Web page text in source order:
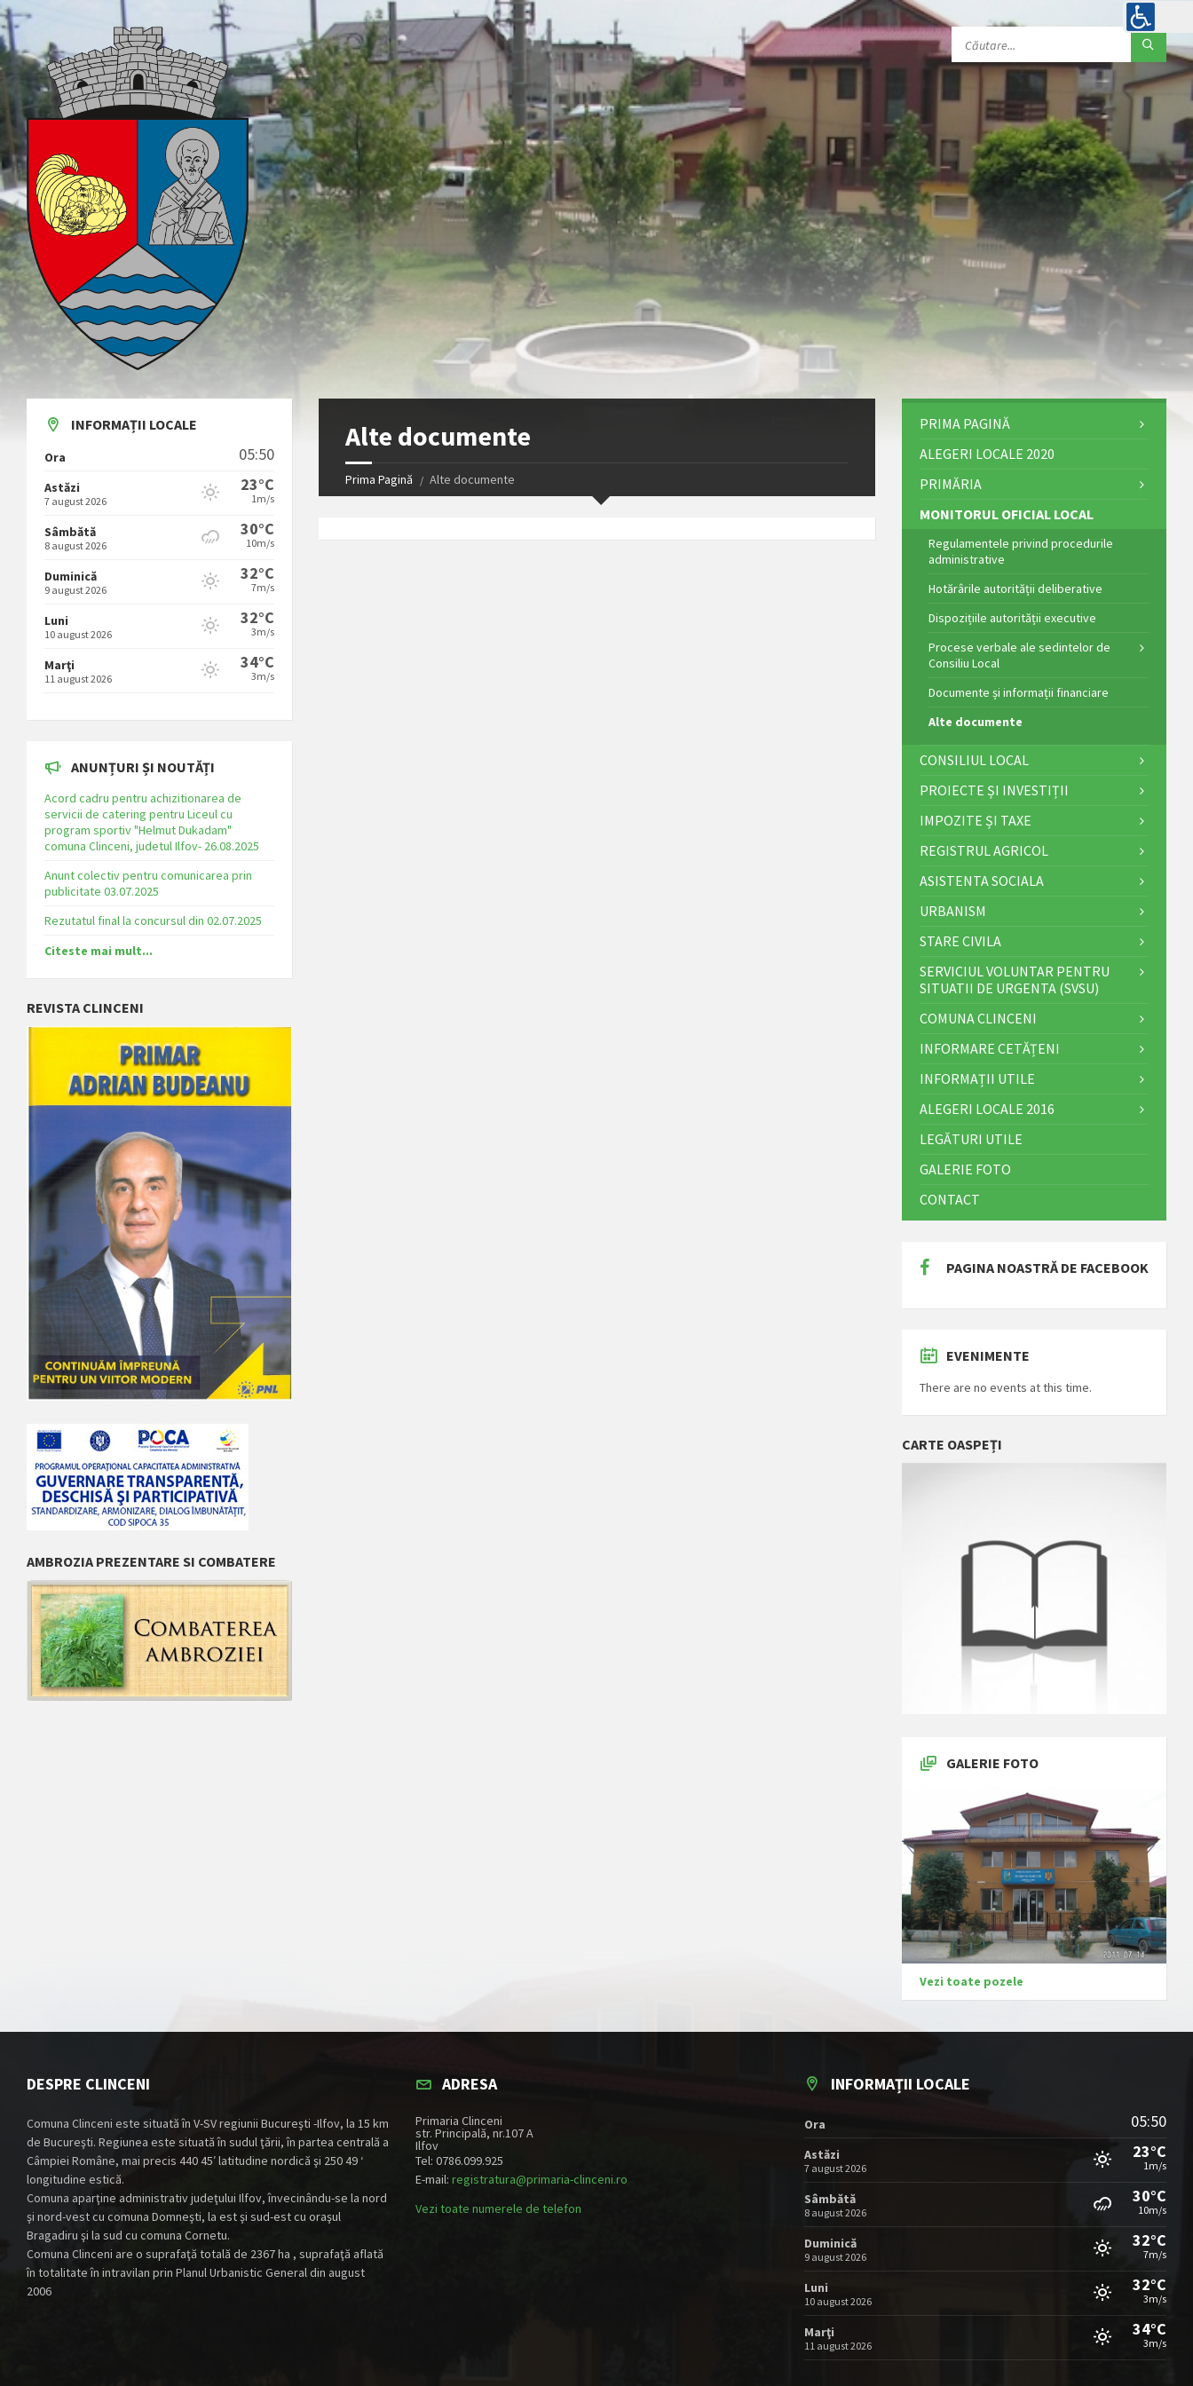
Alte documente
Prima Pagină Alte documente
INFORMAȚII LOCALE
Ora 05:50
Astăzi
7 august 2026
23°C
1m/s
Sâmbătă
8 august 2026
30°C
10m/s
Duminică
9 august 2026
32°C
7m/s
Luni
10 august 2026
32°C
3m/s
Marţi
11 august 2026
34°C
3m/s
ANUNȚURI ȘI NOUTĂȚI
Acord cadru pentru achizitionarea de
servicii de catering pentru Liceul cu
program sportiv "Helmut Dukadam"
comuna Clinceni, judetul Ilfov- 26.08.2025
Anunt colectiv pentru comunicarea prin
publicitate 03.07.2025
Rezutatul final la concursul din 02.07.2025
Citeste mai mult...
REVISTA CLINCENI
AMBROZIA PREZENTARE SI COMBATERE
PRIMA PAGINĂ
ALEGERI LOCALE 2020
PRIMĂRIA
MONITORUL OFICIAL LOCAL
Regulamentele privind procedurile
administrative
Hotărârile autorității deliberative
Dispozițiile autorității executive
Procese verbale ale sedintelor de
Consiliu Local
Documente și informații financiare
Alte documente
CONSILIUL LOCAL
PROIECTE ȘI INVESTIȚII
IMPOZITE ȘI TAXE
REGISTRUL AGRICOL
ASISTENTA SOCIALA
URBANISM
STARE CIVILA
SERVICIUL VOLUNTAR PENTRU
SITUATII DE URGENTA (SVSU)
COMUNA CLINCENI
INFORMARE CETĂȚENI
INFORMAȚII UTILE
ALEGERI LOCALE 2016
LEGĂTURI UTILE
GALERIE FOTO
CONTACT
PAGINA NOASTRĂ DE FACEBOOK
EVENIMENTE
There are no events at this time.
CARTE OASPEȚI
GALERIE FOTO
Vezi toate pozele
DESPRE CLINCENI
Comuna Clinceni este situată în V-SV regiunii Bucureşti -Ilfov, la 15 km
de Bucureşti. Regiunea este situată în sudul ţării, în partea centrală a
Câmpiei Române, mai precis 440 45′ latitudine nordică şi 250 49 ‘
longitudine estică.
Comuna aparţine administrativ judeţului Ilfov, învecinându-se la nord
şi nord-vest cu comuna Domneşti, la est şi sud-est cu oraşul
Bragadiru şi la sud cu comuna Cornetu.
Comuna Clinceni are o suprafaţă totală de 2367 ha , suprafaţă aflată
în totalitate în intravilan prin Planul Urbanistic General din august
2006
ADRESA
Primaria Clinceni
str. Principală, nr.107 A
Ilfov
Tel: 0786.099.925
E-mail: registratura@primaria-clinceni.ro
Vezi toate numerele de telefon
INFORMAȚII LOCALE
Ora 05:50
Astăzi
7 august 2026
23°C
1m/s
Sâmbătă
8 august 2026
30°C
10m/s
Duminică
9 august 2026
32°C
7m/s
Luni
10 august 2026
32°C
3m/s
Marţi
11 august 2026
34°C
3m/s